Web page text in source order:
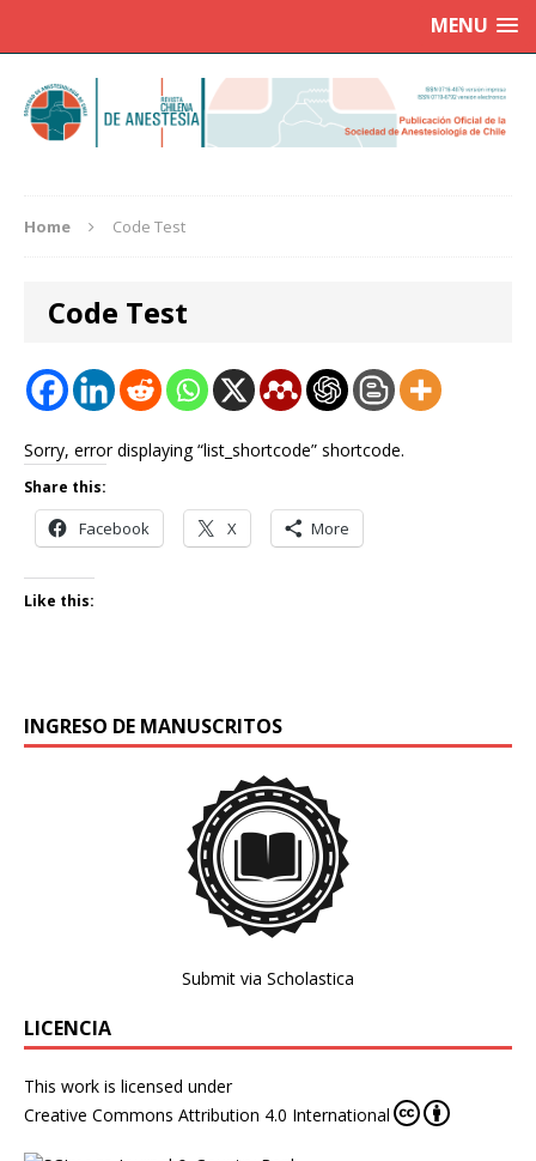
MENU
Home Code Test
Code Test
Sorry, error displaying “list_shortcode” shortcode.
Share this:
Facebook X More
Like this:
INGRESO DE MANUSCRITOS
Submit via Scholastica
LICENCIA
This work is licensed under
Creative Commons Attribution 4.0 International